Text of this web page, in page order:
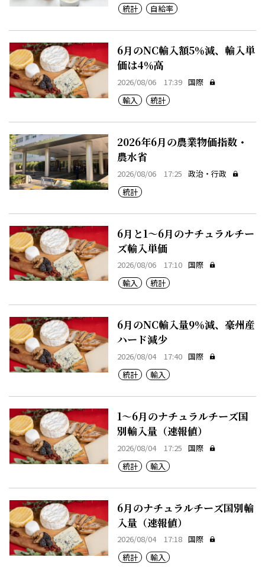
統計
自給率
6月のNC輸入額5％減、輸入単
価は4％高
2026/08/06 17:39 国際
輸入
統計
2026年6月の農業物価指数・
農水省
2026/08/06 17:25 政治・行政
統計
6月と1～6月のナチュラルチー
ズ輸入単価
2026/08/06 17:10 国際
輸入
統計
6月のNC輸入量9％減、豪州産
ハード減少
2026/08/04 17:40 国際
統計
輸入
1～6月のナチュラルチーズ国
別輸入量（速報値）
2026/08/04 17:25 国際
統計
輸入
6月のナチュラルチーズ国別輸
入量（速報値）
2026/08/04 17:18 国際
統計
輸入